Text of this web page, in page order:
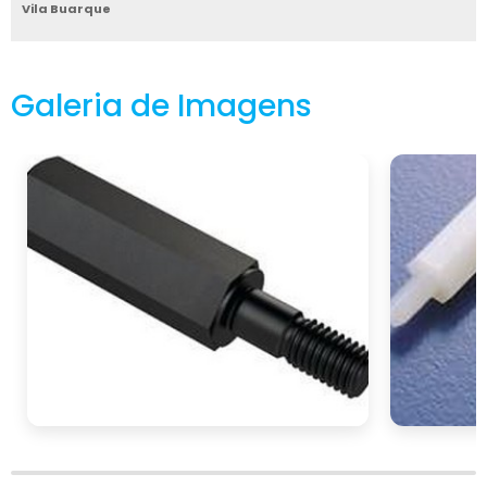
torna-se um ativo estratégico nas indústrias
BENEFÍCIOS OPERACIONAIS
COM O USO DE
ESPAÇADORES
HEXAGONAIS
Ao optar por
espaçadores hexagonais
para PCI
, as empresas obtêm não apenas
melhorias nos aspectos técnicos de seus
produtos, mas também ganhos operacionais
significativos. A facilidade de instalação e
manutenção se traduz em economia de
tempo e recursos, aumentando a
produtividade e reduzindo o tempo de
Vila Buarque
Galeria de Imagens